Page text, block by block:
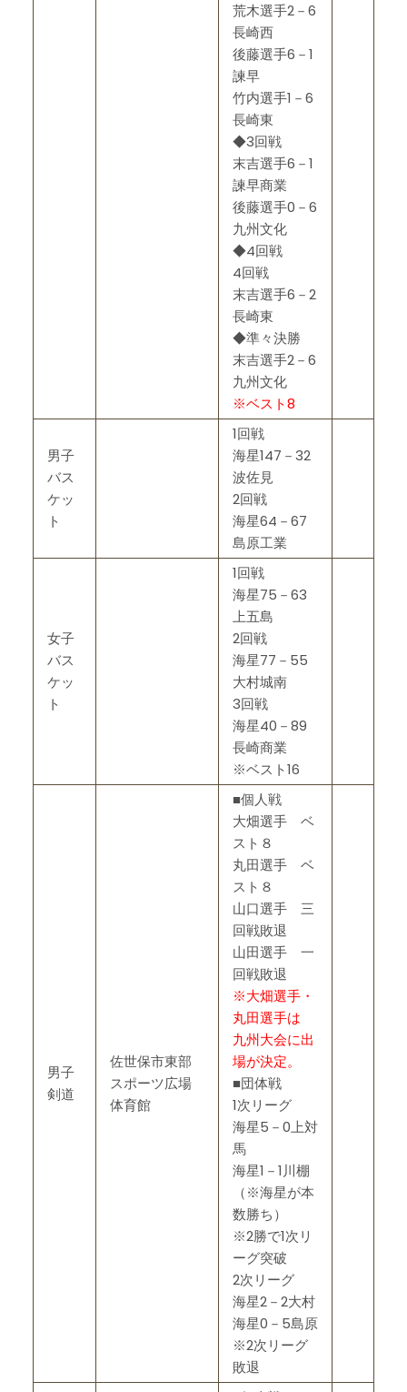
荒木選手2－6
長崎西
後藤選手6－1
諫早
竹内選手1－6
長崎東
◆3回戦
末吉選手6－1
諫早商業
後藤選手0－6
九州文化
◆4回戦
4回戦
末吉選手6－2
長崎東
◆準々決勝
末吉選手2－6
九州文化
※ベスト8
男子
バス
ケッ
ト
1回戦
海星147－32
波佐見
2回戦
海星64－67
島原工業
女子
バス
ケッ
ト
1回戦
海星75－63
上五島
2回戦
海星77－55
大村城南
3回戦
海星40－89
長崎商業
※ベスト16
男子
剣道
佐世保市東部
スポーツ広場
体育館
■個人戦
大畑選手 ベ
スト８
丸田選手 ベ
スト８
山口選手 三
回戦敗退
山田選手 一
回戦敗退
※大畑選手・
丸田選手は
九州大会に出
場が決定。
■団体戦
1次リーグ
海星5－0上対
馬
海星1－1川棚
（※海星が本
数勝ち）
※2勝で1次リ
ーグ突破
2次リーグ
海星2－2大村
海星0－5島原
※2次リーグ
敗退